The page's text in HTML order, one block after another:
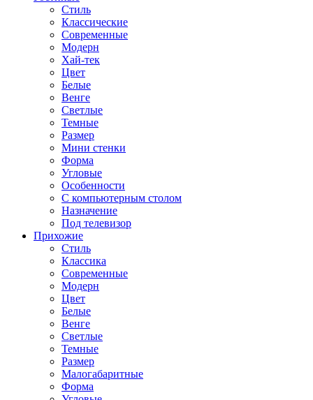
Стиль
Классические
Современные
Модерн
Хай-тек
Цвет
Белые
Венге
Светлые
Темные
Размер
Мини стенки
Форма
Угловые
Особенности
С компьютерным столом
Назначение
Под телевизор
Прихожие
Стиль
Классика
Современные
Модерн
Цвет
Белые
Венге
Светлые
Темные
Размер
Малогабаритные
Форма